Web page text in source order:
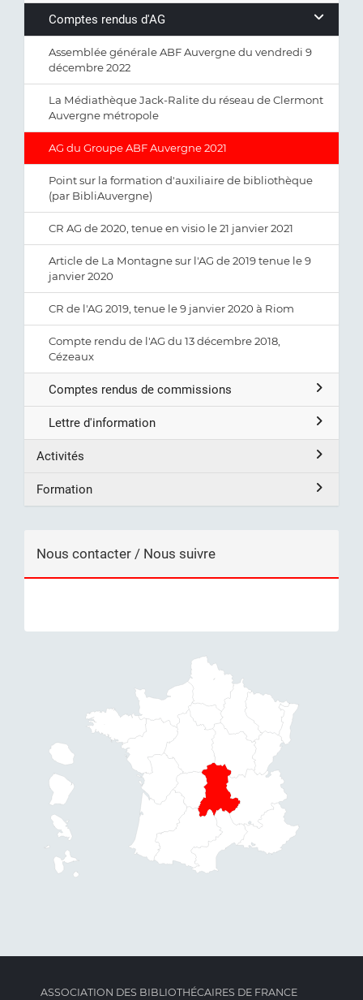
Comptes rendus d'AG
Assemblée générale ABF Auvergne du vendredi 9
décembre 2022
La Médiathèque Jack-Ralite du réseau de Clermont
Auvergne métropole
AG du Groupe ABF Auvergne 2021
Point sur la formation d'auxiliaire de bibliothèque
(par BibliAuvergne)
CR AG de 2020, tenue en visio le 21 janvier 2021
Article de La Montagne sur l'AG de 2019 tenue le 9
janvier 2020
CR de l'AG 2019, tenue le 9 janvier 2020 à Riom
Compte rendu de l'AG du 13 décembre 2018,
Cézeaux
Comptes rendus de commissions
Lettre d'information
Activités
Formation
Nous contacter / Nous suivre
ASSOCIATION DES BIBLIOTHÉCAIRES DE FRANCE